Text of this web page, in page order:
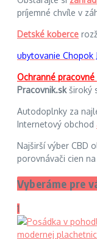
príjemné chvíle v
Detské koberce
ubytovanie Chopok
Ochranné
Pracovnik.skširoký
Autodoplnky za
Internetový obchod
Najširší výber CBD
porovnávači cien na
Vyberáme pre
1